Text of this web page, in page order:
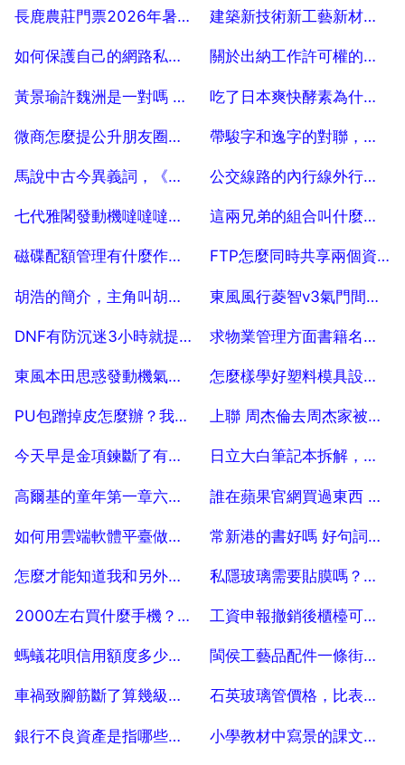
2025-07-18 2025-07-18
長鹿農莊門票2026年暑期學生門票多少錢
2025-07-18
建築新技術新工藝新材料的推廣和應用
2025-07-18
如何保護自己的網路私隱，怎樣保護網路個人私隱？
2025-07-18
關於出納工作許可權的問題，小白求教
2025-07-18
黃景瑜許魏洲是一對嗎 許魏洲和黃景瑜啥關係
2025-07-18
吃了日本爽快酵素為什麼會口渴
2025-07-18
微商怎麼提公升朋友圈的轉化率
2025-07-18
帶駿字和逸字的對聯，含有豐和駿字的對聯
2025-07-18
馬說中古今異義詞，《馬說》中古今異義的字 急急急！
2025-07-18
公交線路的內行線外行線什麼什麼意思
2025-07-18
七代雅閣發動機噠噠噠響是怎麼回事
2025-07-18
這兩兄弟的組合叫什麼名字，急
2025-07-18
磁碟配額管理有什麼作用？
2025-07-18
FTP怎麼同時共享兩個資料夾
2025-07-18
胡浩的簡介，主角叫胡浩的穿越抗日小說
2025-07-18
東風風行菱智v3氣門間隙怎麼調整,求詳解
2025-07-18
DNF有防沉迷3小時就提醒了，下了，那麼再過幾小時防沉迷沒了？
2025-07-18
求物業管理方面書籍名稱？
2025-07-18
東風本田思惑發動機氣門間隙調整為多少
2025-07-18
怎麼樣學好塑料模具設計，該如何學？
2025-07-18
PU包蹭掉皮怎麼辦？我的PU革包包掉皮了,怎麼辦
2025-07-18
上聯 周杰倫去周杰家被周杰倫 求下聯！！
2025-07-18
今天早是金項鍊斷了有什麼含義
2025-07-18
日立大白筆記本拆解，如何拆解日立大白筆記本？
2025-07-18
高爾基的童年第一章六百字的讀後感有沒有
2025-07-18
誰在蘋果官網買過東西 蘋果官網macbook pro 多久能發貨 多久能到
2025-07-18
如何用雲端軟體平臺做自己的綠色軟體
2025-07-18
常新港的書好嗎 好句詞多嗎 讀者多嗎
2025-07-18
怎麼才能知道我和另外乙個人有幾個共同好友
2025-07-18
私隱玻璃需要貼膜嗎？私隱玻璃，還需要貼膜嗎
2025-07-18
2000左右買什麼手機？效能為主，螢幕小點
2025-07-18
工資申報撤銷後櫃檯可以辦理申報嗎
2025-07-18
螞蟻花唄信用額度多少可以分期買3000塊的東西
2025-07-18
閩侯工藝品配件一條街市場在哪裡 5
2025-07-18
車禍致腳筋斷了算幾級傷殘鑑定
2025-07-18
石英玻璃管價格，比表面石英玻璃管什麼價格？
2025-07-18
銀行不良資產是指哪些，銀行的不良資產包說的是什麼？ 小學教材中寫景的課文有哪些